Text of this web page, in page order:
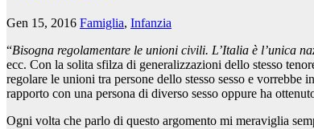
Gen 15, 2016 Famiglia, Infanzia
“Bisogna regolamentare le unioni civili. L’Italia è l’unica
ecc. Con la solita sfilza di generalizzazioni dello stesso
regolare le unioni tra persone dello stesso sesso e
rapporto con una persona di diverso sesso oppure ha
Ogni volta che parlo di questo argomento mi meraviglia